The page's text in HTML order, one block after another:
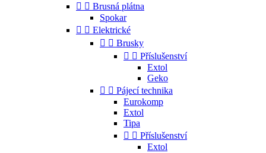
  Brusná plátna
Spokar
  Elektrické
  Brusky
  Příslušenství
Extol
Geko
  Pájecí technika
Eurokomp
Extol
Tipa
  Příslušenství
Extol